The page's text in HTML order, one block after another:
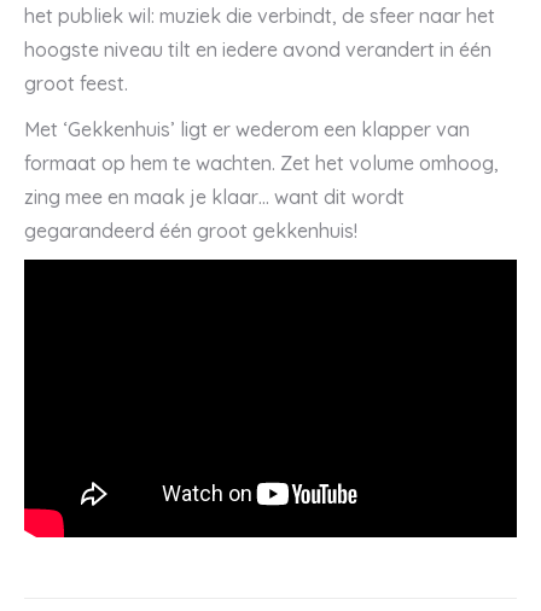
het publiek wil: muziek die verbindt, de sfeer naar het
hoogste niveau tilt en iedere avond verandert in één
groot feest.
Met ‘Gekkenhuis’ ligt er wederom een klapper van
formaat op hem te wachten. Zet het volume omhoog,
zing mee en maak je klaar… want dit wordt
gegarandeerd één groot gekkenhuis!